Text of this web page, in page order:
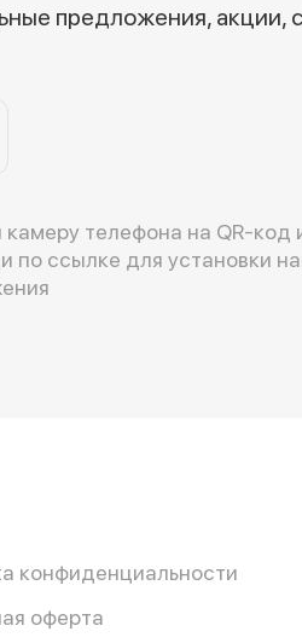
предложения, акции,
телефона на QR-код
по ссылке для установки
конфиденциальности
оферта